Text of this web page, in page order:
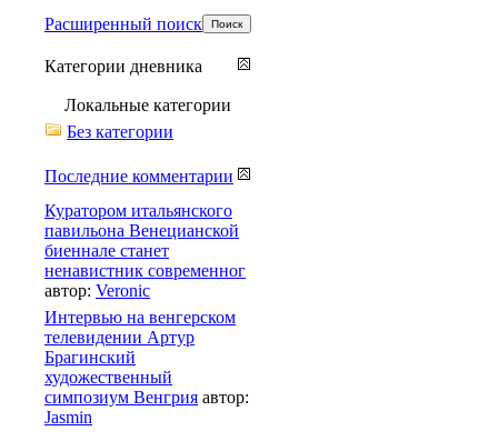
Расширенный поиск
Категории дневника
Локальные категории
Без категории
Последние комментарии
Куратором итальянского
павильона Венецианской
биеннале станет
ненавистник современног
автор: Veronic
Интервью на венгерском
телевидении Артур
Брагинский
художественный
симпозиум Венгрия автор:
Jasmin